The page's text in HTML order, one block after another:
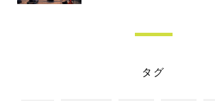
タグ